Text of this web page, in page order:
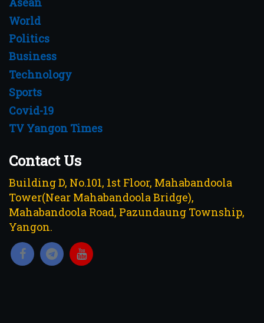
World
Politics
Business
Technology
Sports
Covid-19
TV Yangon Times
Contact Us
Building D, No.101, 1st Floor, Mahabandoola
Tower(Near Mahabandoola Bridge),
Mahabandoola Road, Pazundaung Township,
Yangon.